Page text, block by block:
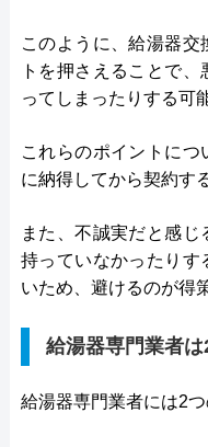
このように、給湯器
トを押さえることで
ってしまったりする可
これらのポイントに
に納得してから契約す
また、不誠実だと感
持っていなかったりす
いため、避けるのが得
給湯器専門業者
給湯器専門業者には2